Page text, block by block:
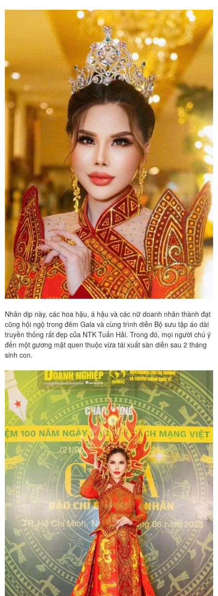
Nhân dịp này, các hoa hậu, á hậu và các nữ doanh nhân thành đạt
cũng hội ngộ trong đêm Gala và cùng trình diễn Bộ sưu tập áo dài
truyền thống rất đẹp của NTK Tuấn Hải. Trong đó, mọi người chú ý
đến một gương mặt quen thuộc vừa tái xuất sàn diễn sau 2 tháng
sinh con.